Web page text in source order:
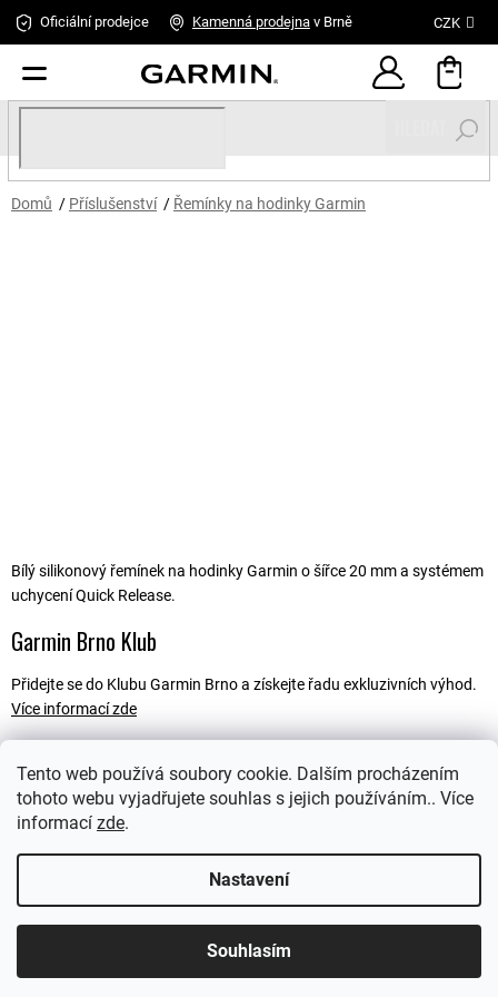
Tento web používá soubory cookie. Dalším procházením
tohoto webu vyjadřujete souhlas s jejich používáním.. Více
informací zde.
Nastavení
Souhlasím
Oficiální prodejce Kamenná prodejnav Brně CZK
Domů / Příslušenství / Řemínky na hodinky Garmin
Bílý silikonový řemínek na hodinky Garmin o šířce 20 mm a systémem
uchycení Quick Release.
Garmin Brno Klub
Přidejte se do Klubu Garmin Brno a získejte řadu exkluzivních výhod.
Více informací zde
Popis